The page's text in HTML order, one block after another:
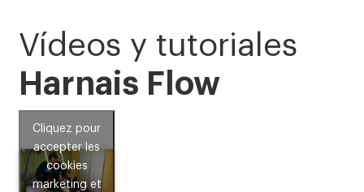
Vídeos y tutoriales
Harnais Flow
Cliquez pour
accepter les
cookies
marketing et